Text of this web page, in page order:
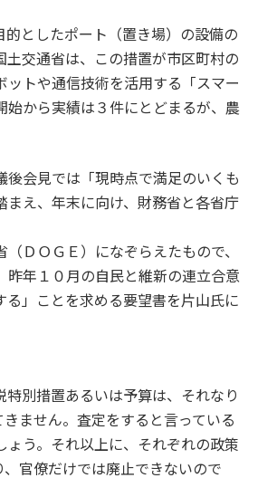
としたポート（置き場）の設備の
交通省は、この措置が市区町村の
トや通信技術を活用する「スマー
始から実績は３件にとどまるが、農
会見では「現時点で満足のいくも
え、年末に向け、財務省と各省庁
ＤＯＧＥ）になぞらえたもので、
年１０月の自民と維新の連立合意
」ことを求める要望書を片山氏に
別措置あるいは予算は、それなり
ません。査定をすると言っている
う。それ以上に、それぞれの政策
官僚だけでは廃止できないので